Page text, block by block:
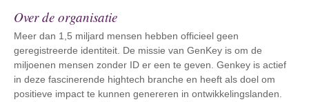
Over de organisatie
Meer dan 1,5 miljard mensen hebben officieel geen
geregistreerde identiteit. De missie van GenKey is om de
miljoenen mensen zonder ID er een te geven. Genkey is actief
in deze fascinerende hightech branche en heeft als doel om
positieve impact te kunnen genereren in ontwikkelingslanden.